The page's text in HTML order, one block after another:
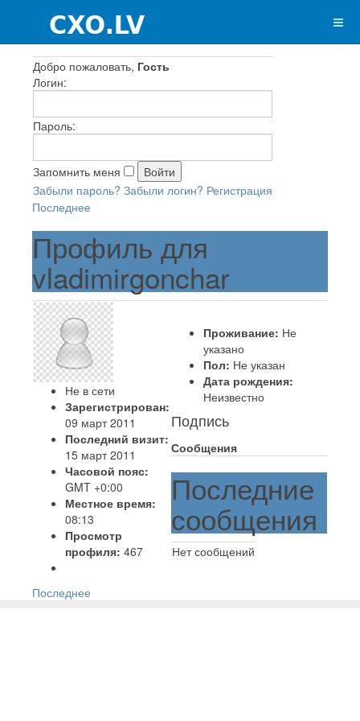
Добро пожаловать, Гость
Логин:
Пароль:
Запомнить меня
Забыли пароль? Забыли логин? Регистрация
Последнее
Профиль для
vladimirgonchar
Не в сети
Зарегистрирован:
09 март 2011
Последний визит:
15 март 2011
Часовой пояс:
GMT +0:00
Местное время:
08:13
Просмотр
профиля: 467
Проживание: Не
указано
Пол: Не указан
Дата рождения:
Неизвестно
Подпись
Сообщения
Последние
сообщения
Нет сообщений
Последнее